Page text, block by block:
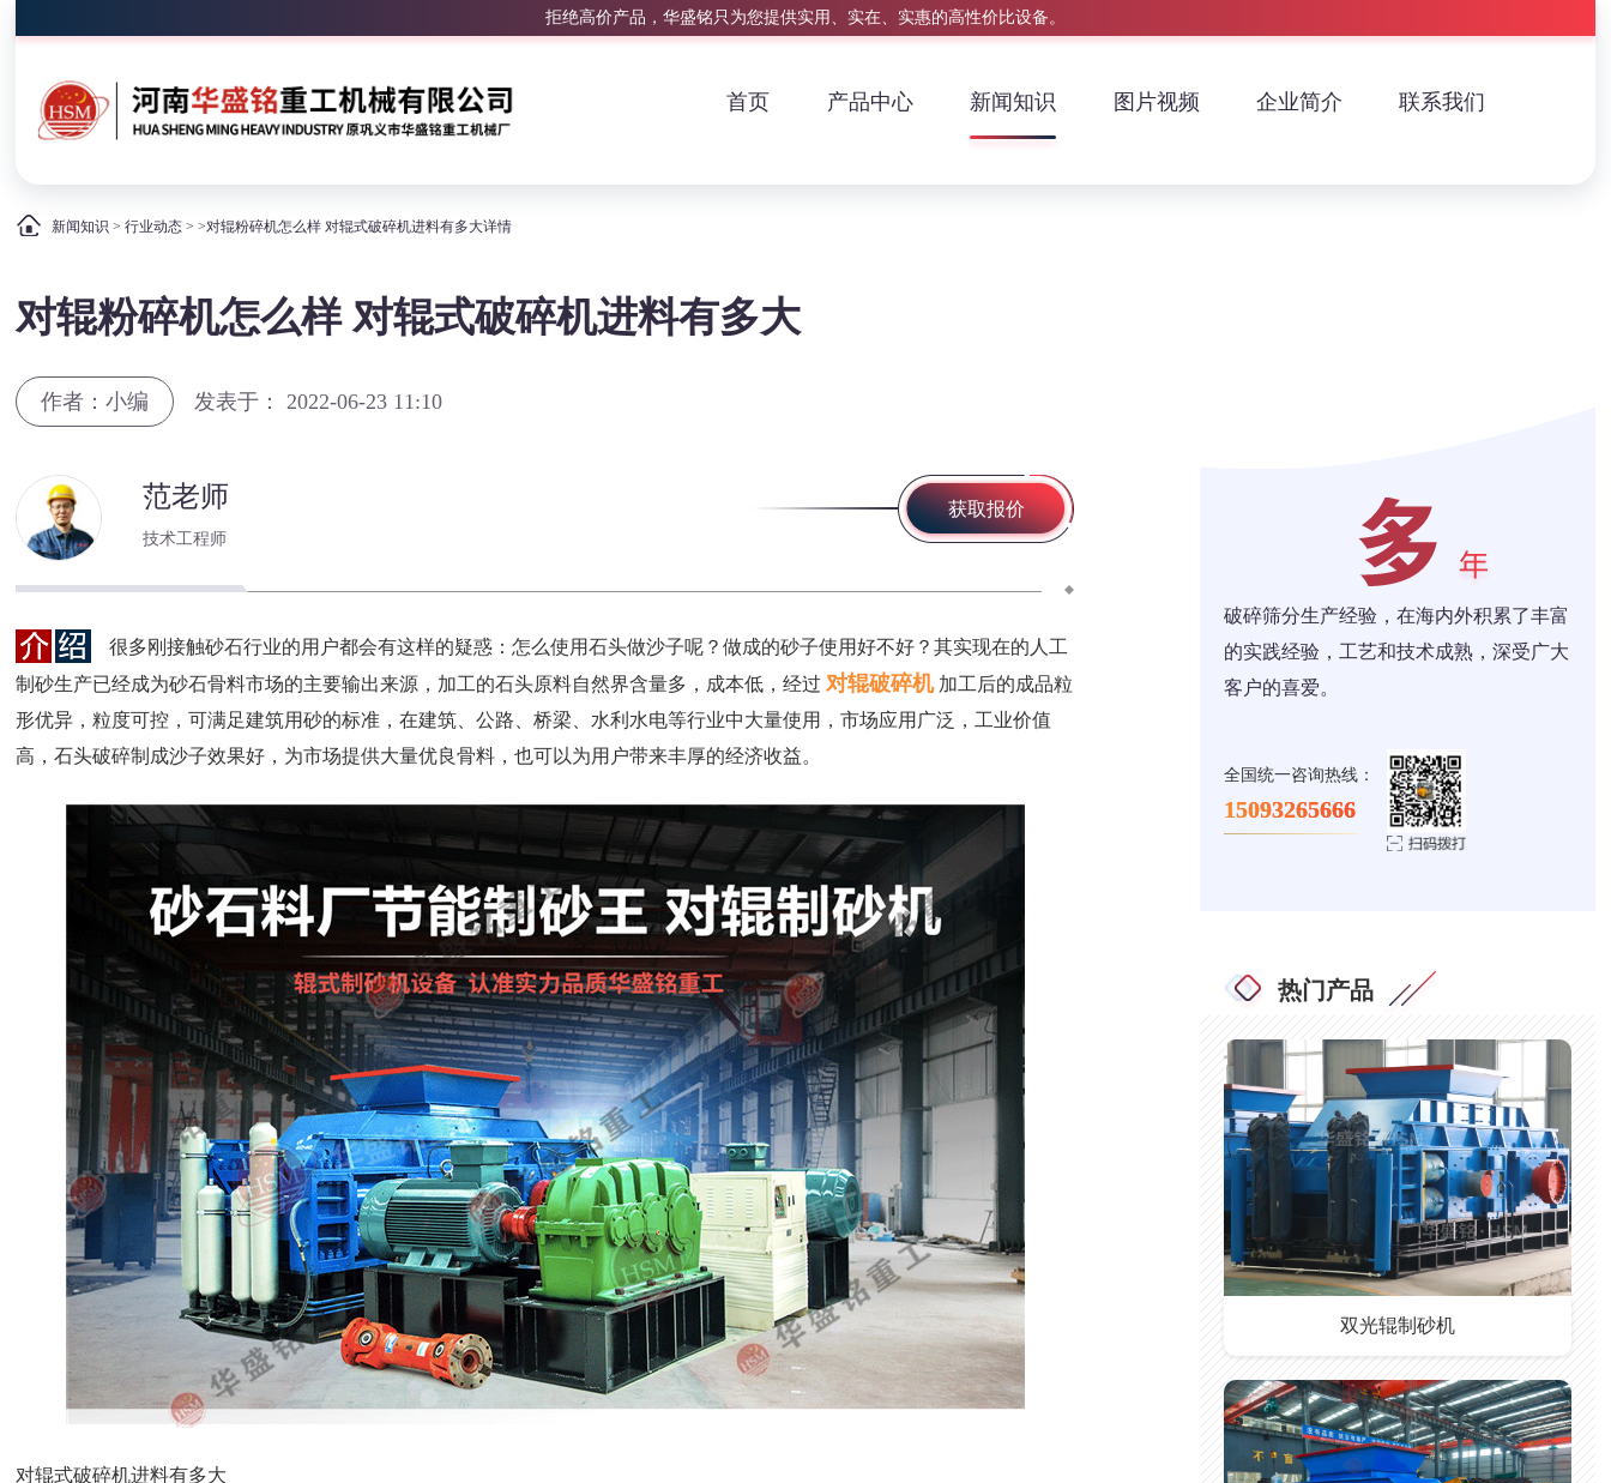
拒绝高价产品，华盛铭只为您提供实用、实在、实惠的高性价比设备。
首页 产品中心 新闻知识 图片视频 企业简介 联系我们
新闻知识 >行业动态 > >对辊粉碎机怎么样 对辊式破碎机进料有多大详情
对辊粉碎机怎么样 对辊式破碎机进料有多大
作者：小编 发表于： 2022-06-23 11:10
范老师
技术工程师
获取报价
很多刚接触砂石行业的用户都会有这样的疑惑：怎么使用石头做沙子呢？做成的砂子使用好不好？其实现在的人工
制砂生产已经成为砂石骨料市场的主要输出来源，加工的石头原料自然界含量多，成本低，经过 对辊破碎机 加工后的成品粒
形优异，粒度可控，可满足建筑用砂的标准，在建筑、公路、桥梁、水利水电等行业中大量使用，市场应用广泛，工业价值
高，石头破碎制成沙子效果好，为市场提供大量优良骨料，也可以为用户带来丰厚的经济收益。
对辊式破碎机进料有多大
破碎筛分生产经验，在海内外积累了丰富
的实践经验，工艺和技术成熟，深受广大
客户的喜爱。
全国统一咨询热线：
15093265666
热门产品
双光辊制砂机